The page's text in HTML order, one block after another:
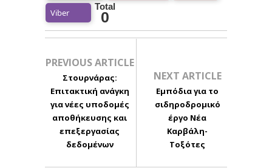
Viber
Total
0
PREVIOUS ARTICLE
Στουρνάρας:
Επιτακτική ανάγκη
για νέες υποδομές
αποθήκευσης και
επεξεργασίας
δεδομένων
NEXT ARTICLE
Εμπόδια για το
σιδηροδρομικό
έργο Νέα
Καρβάλη-
Τοξότες